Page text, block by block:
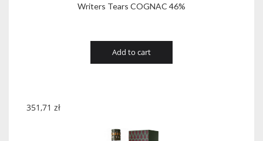
Writers Tears COGNAC 46%
Add to cart
351,71 zł